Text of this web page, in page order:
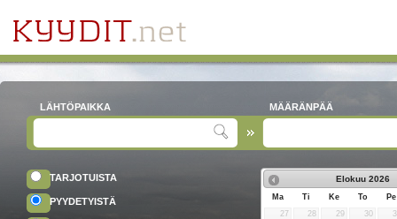
LÄHTÖPAIKKA MÄÄRÄNPÄÄ
TARJOTUISTA
PYYDETYISTÄ
Elokuu 2026
Ma Ti Ke To
Pe
27
28 29 30